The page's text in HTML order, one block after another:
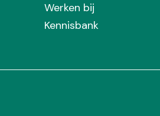
Werken bij
Kennisbank